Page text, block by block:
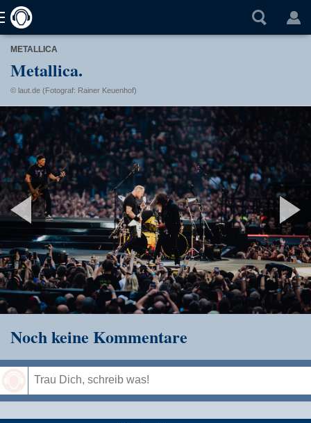
METALLICA
Metallica.
© laut.de (Fotograf: Rainer Keuenhof)
Noch keine Kommentare